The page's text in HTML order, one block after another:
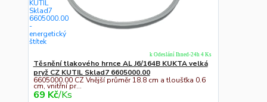
Těsnění tlakového hrnce AL J6/164B KUKTA velká
pryž CZ KUTIL Sklad7 6605000.00
6605000.00 CZ Vnější průměr 18.8 cm a tloušťka 0.6
cm, vnitřní pr...
69 Kč/Ks
k Odeslání Ihned-24h 4 Ks